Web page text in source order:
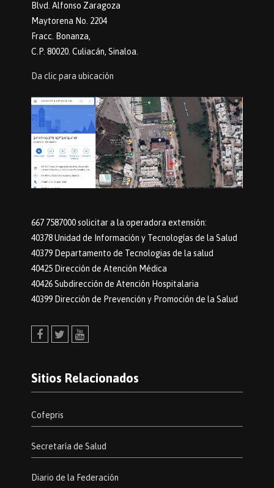
Blvd. Alfonso Zaragoza
Maytorena No. 2204
Fracc. Bonanza,
C.P. 80020. Culiacán, Sinaloa.
Da clic para ubicación
667 7587000 solicitar a la operadora extensión:
40378 Unidad de Información y Tecnologías de la Salud
40379 Departamento de Tecnologias de la salud
40425 Dirección de Atención Médica
40426 Subdirección de Atención Hospitalaria
40399 Dirección de Prevención y Promoción de la Salud
Sitios Relacionados
Cofepris
Secretaría de Salud
Diario de la Federación